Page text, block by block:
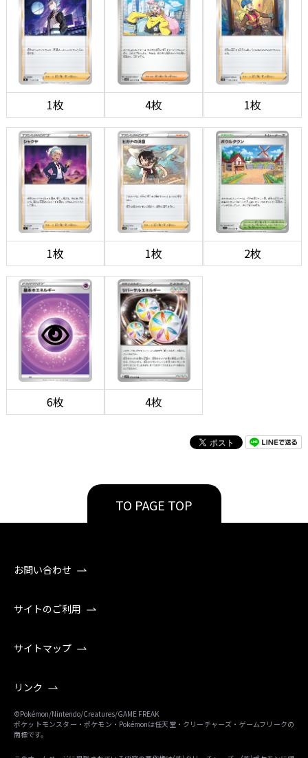
1枚 4枚 1枚
1枚 1枚 2枚
6枚 4枚
TO PAGE TOP
お問い合わせ
サイトのご利用
サイトマップ
リンク
©Pokémon/Nintendo/Creatures/GAME FREAK
ポケットモンスター・ポケモン・Pokémonは任天堂・クリーチャーズ・ゲームフリークの
商標です。